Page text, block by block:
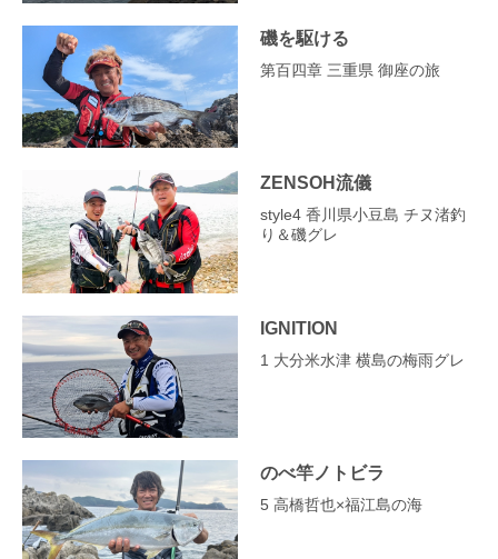
磯を駆ける
第百四章 三重県 御座の旅
ZENSOH流儀
style4 香川県小豆島 チヌ渚釣
り＆磯グレ
IGNITION
1 大分米水津 横島の梅雨グレ
のべ竿ノトビラ
5 高橋哲也×福江島の海